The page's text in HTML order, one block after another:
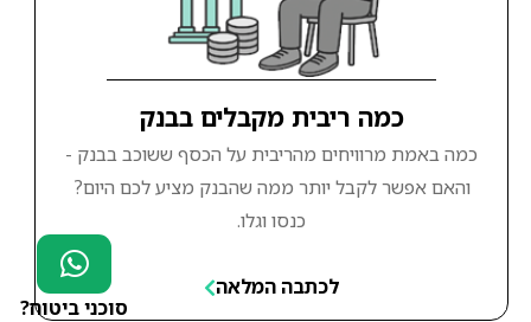
כמה ריבית מקבלים בבנק
כמה באמת מרוויחים מהריבית על הכסף ששוכב בבנק -
והאם אפשר לקבל יותר ממה שהבנק מציע לכם היום?
כנסו וגלו.
לכתבה המלאה
סוכני ביטוח?